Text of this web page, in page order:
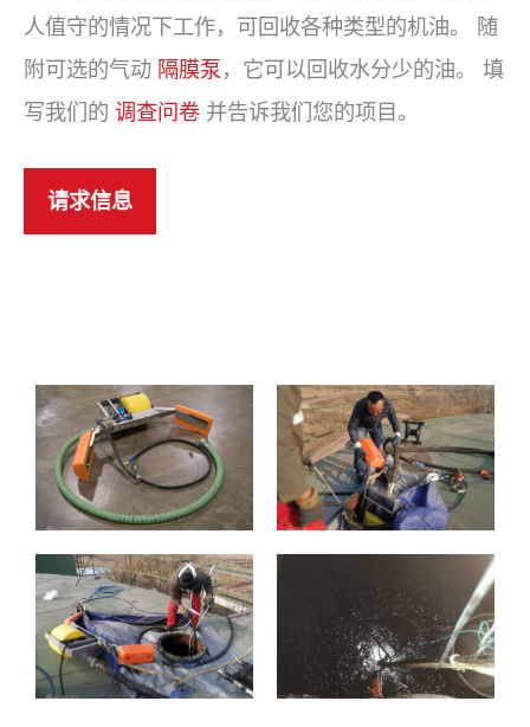
人值守的情况下工作，可回收各种类型的机油。 随
附可选的气动 隔膜泵，它可以回收水分少的油。 填
写我们的 调查问卷 并告诉我们您的项目。
请求信息